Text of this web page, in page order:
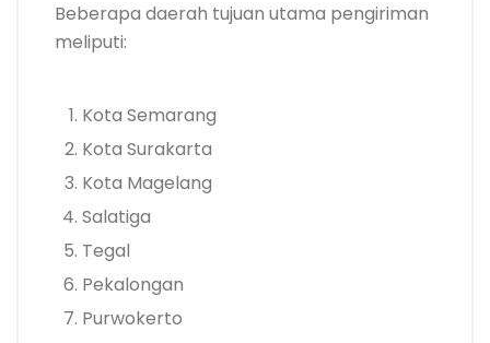
Beberapa daerah tujuan utama pengiriman
meliputi:
Kota Semarang
Kota Surakarta
Kota Magelang
Salatiga
Tegal
Pekalongan
Purwokerto